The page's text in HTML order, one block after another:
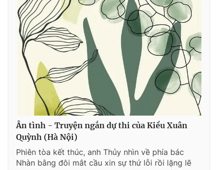
Ân tình - Truyện ngắn dự thi của Kiều Xuân
Quỳnh (Hà Nội)
Phiên tòa kết thúc, anh Thủy nhìn về phía bác
Nhàn bằng đôi mắt cầu xin sự thứ lỗi rồi lặng lẽ